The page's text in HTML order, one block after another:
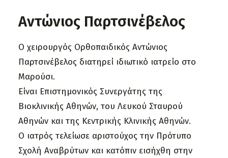
Αντώνιος Παρτσινέβελος
Ο χειρουργός Ορθοπαιδικός Αντώνιος
Παρτσινέβελος διατηρεί ιδιωτικό ιατρείο στο
Μαρούσι.
Είναι Επιστημονικός Συνεργάτης της
Βιοκλινικής Αθηνών, του Λευκού Σταυρού
Αθηνών και της Κεντρικής Κλινικής Αθηνών.
Ο ιατρός τελείωσε αριστούχος την Πρότυπο
Σχολή Αναβρύτων και κατόπιν εισήχθη στην